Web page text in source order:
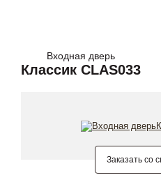
Входная дверь
Классик CLAS033
Заказать со